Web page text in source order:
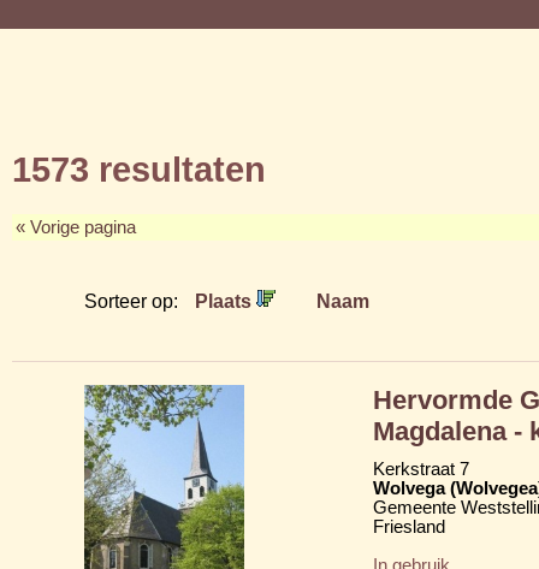
1573 resultaten
« Vorige pagina
Sorteer op: Plaats Naam
Hervormde
Magdalena -
Kerkstraat 7
Wolvega
Gemeente
Friesland
In gebruik